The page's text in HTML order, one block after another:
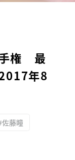
権 最
年8
佐藤瞳